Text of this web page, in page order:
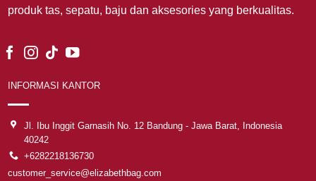
produk tas, sepatu, baju dan aksesories yang berkualitas.
INFORMASI KANTOR
Jl. Ibu Inggit Garnasih No. 12 Bandung - Jawa Barat, Indonesia
40242
+6282218136730
customer_service@elizabethbag.com